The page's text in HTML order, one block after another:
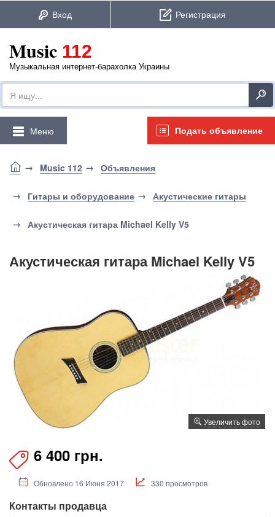
Music 112
Музыкальная интернет-барахолка Украины
Подать объявление
Меню
Music 112 Объявления
Гитары и оборудование Акустические гитары
Акустическая гитара Michael Kelly V5
Акустическая гитара Michael Kelly V5
Увеличить фото
6 400 грн.
Обновлено 16 Июня 2017 330 просмотров
Контакты продавца